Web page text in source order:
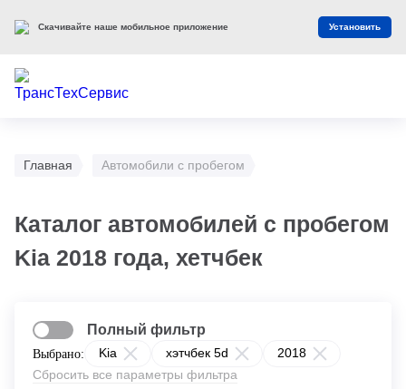
Главная Автомобили с пробегом
Каталог автомобилей с пробегом
Kia 2018 года, хетчбек
Выбрано: Kia хэтчбек 5d
2018
Сбросить все параметры фильтра
Полный фильтр
Скачивайте наше мобильное приложение Установить